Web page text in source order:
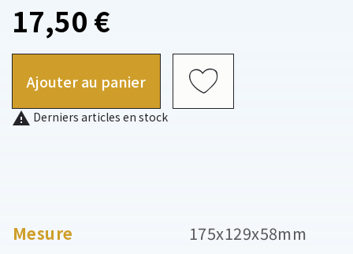
17,50 €
Ajouter au panier
 Derniers articles en stock
Mesure
175x129x58mm